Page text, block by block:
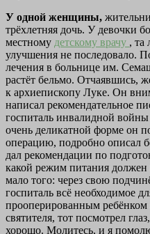
У одной женщины,
трёхлетняя дочь. У девочки
местному детскому врачу , та
улучшения не последовало.
лечения в больнице им.
растёт бельмо. Отчаявшись,
к архиепископу Луке. Он
написал рекомендательное
госпиталь инвалидной
очень деликатной форме он
операцию, подробно описал
дал рекомендации по
какой режим питания
мало того: через свою
госпиталь всё необходимое
прооперированным ребёнком
святителя, тот посмотрел
хорошо. Молитесь, и я